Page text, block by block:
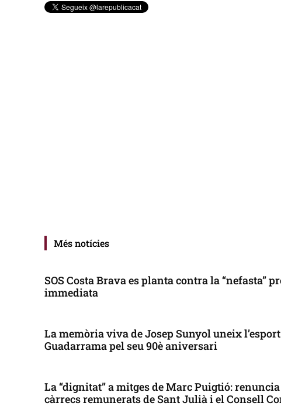
Més notícies
SOS Costa Brava es planta contra la “nefasta”
immediata
La memòria viva de Josep Sunyol uneix
Guadarrama pel seu 90è aniversari
La “dignitat” a mitges de Marc Puigtió:
càrrecs remunerats de Sant Julià i el Consell